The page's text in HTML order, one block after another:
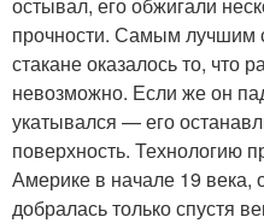
прочности. Самым лучшим
стакане оказалось то, что
невозможно. Если же он
укатывался — его
поверхность. Технологию
Америке в начале 19 века,
добралась только спустя